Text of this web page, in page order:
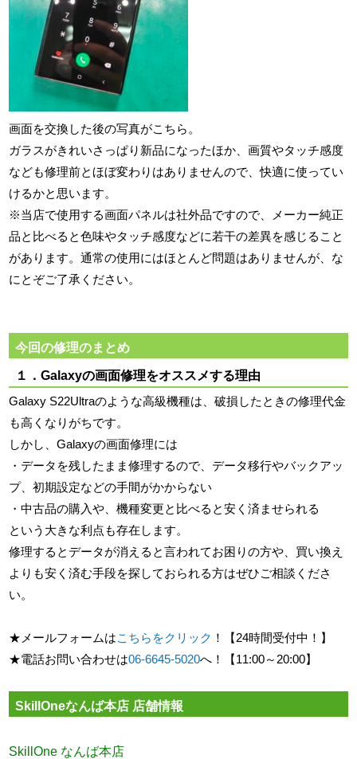
画面を交換した後の写真がこちら。
ガラスがきれいさっぱり新品になったほか、画質やタッチ感度
なども修理前とほぼ変わりはありませんので、快適に使ってい
けるかと思います。
※当店で使用する画面パネルは社外品ですので、メーカー純正
品と比べると色味やタッチ感度などに若干の差異を感じること
があります。通常の使用にはほとんど問題はありませんが、な
にとぞご了承ください。
今回の修理のまとめ
１．Galaxyの画面修理をオススメする理由
Galaxy S22Ultraのような高級機種は、破損したときの修理代金
も高くなりがちです。
しかし、Galaxyの画面修理には
・データを残したまま修理するので、データ移行やバックアッ
プ、初期設定などの手間がかからない
・中古品の購入や、機種変更と比べると安く済ませられる
という大きな利点も存在します。
修理するとデータが消えると言われてお困りの方や、買い換え
よりも安く済む手段を探しておられる方はぜひご相談くださ
い。
★メールフォームはこちらをクリック ！【24時間受付中！】
★電話お問い合わせは06-6645-5020へ！【11:00～20:00】
SkillOneなんば本店 店舗情報
SkillOne なんば本店